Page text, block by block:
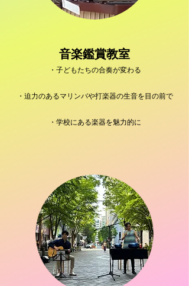
音楽鑑賞教室
・子どもたちの合奏が変わる
・迫力のあるマリンバや打楽器の生音を目の前で
・学校にある楽器を魅力的に